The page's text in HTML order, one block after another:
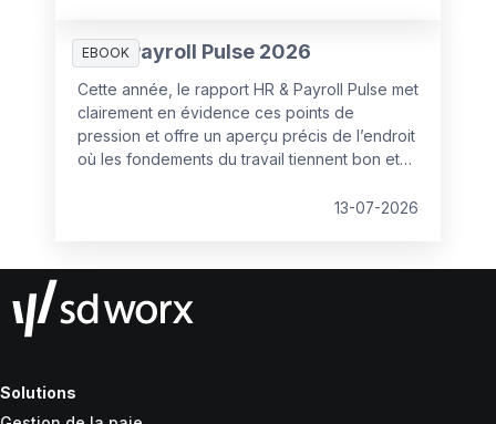
EBOOK
HR & Payroll Pulse 2026
Cette année, le rapport HR & Payroll Pulse met
clairement en évidence ces points de
pression et offre un aperçu précis de l’endroit
où les fondements du travail tiennent bon et
13-07-2026
Solutions